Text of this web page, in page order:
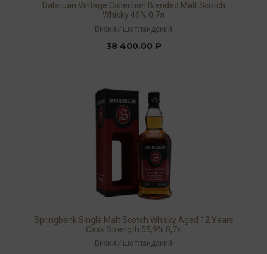
Dalaruan Vintage Collection Blended Malt Scotch
Whisky 46% 0,7л
Виски / шотландский
38 400.00 ₽
Springbank Single Malt Scotch Whisky Aged 12 Years
Cask Strength 55,9% 0,7л
Виски / шотландский